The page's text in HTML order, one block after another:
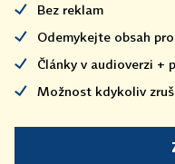
Bez reklam
Odemykejte obsah
Články v audioverzi +
Možnost kdykoliv